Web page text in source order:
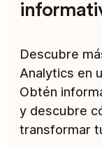
Descubre
Analytics en
Obtén
y descubre
transformar